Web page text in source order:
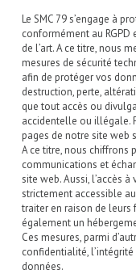
Le SMC 79 s’engage à
conformément au RGPD
de l’art. A ce titre, nous
mesures de sécurité
afin de protéger vos
destruction, perte,
que tout accès ou
accidentelle ou illégale.
pages de notre site web
A ce titre, nous chiffrons
communications et
site web. Aussi, l’accès
strictement accessible
traiter en raison de leurs
également un
Ces mesures, parmi
confidentialité,
données.